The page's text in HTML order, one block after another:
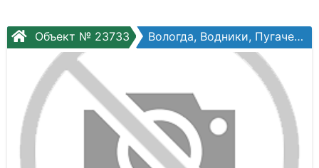
Объект № 23733 Вологда, Водники, Пугачева ул, №73в